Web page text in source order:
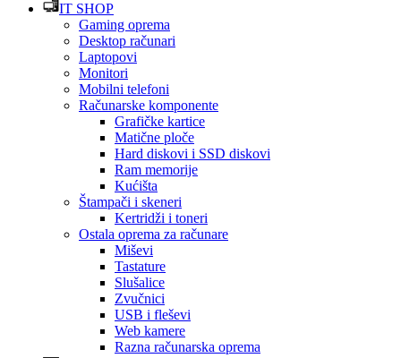
IT SHOP
Gaming oprema
Desktop računari
Laptopovi
Monitori
Mobilni telefoni
Računarske komponente
Grafičke kartice
Matične ploče
Hard diskovi i SSD diskovi
Ram memorije
Kućišta
Štampači i skeneri
Kertridži i toneri
Ostala oprema za računare
Miševi
Tastature
Slušalice
Zvučnici
USB i fleševi
Web kamere
Razna računarska oprema